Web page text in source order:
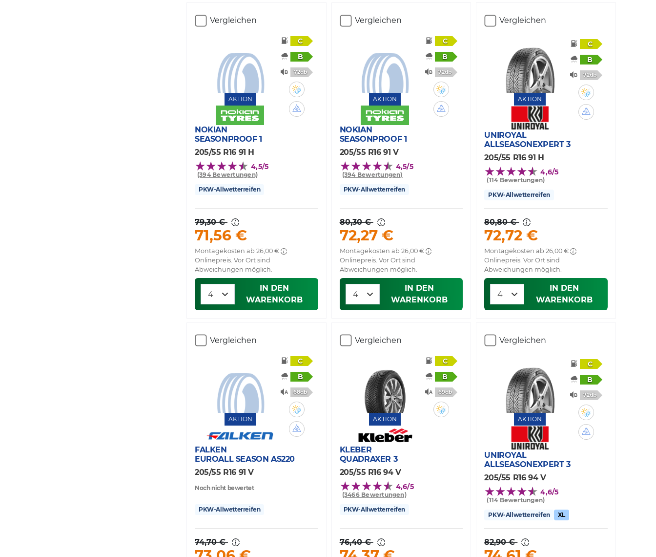
Vergleichen
AKTION
C
B
72db
NOKIAN
SEASONPROOF 1
205/55 R16 91 H
4,5/5
(394 Bewertungen)
PKW-Allwetterreifen
79,30 €
71,56 €
Montagekosten ab 26,00 €
Onlinepreis. Vor Ort sind
Abweichungen möglich.
IN DEN
WARENKORB
Vergleichen
AKTION
C
B
72db
NOKIAN
SEASONPROOF 1
205/55 R16 91 V
4,5/5
(394 Bewertungen)
PKW-Allwetterreifen
80,30 €
72,27 €
Montagekosten ab 26,00 €
Onlinepreis. Vor Ort sind
Abweichungen möglich.
IN DEN
WARENKORB
Vergleichen
AKTION
C
B
72db
UNIROYAL
ALLSEASONEXPERT 3
205/55 R16 91 H
4,6/5
(114 Bewertungen)
PKW-Allwetterreifen
80,80 €
72,72 €
Montagekosten ab 26,00 €
Onlinepreis. Vor Ort sind
Abweichungen möglich.
IN DEN
WARENKORB
Vergleichen
AKTION
C
B
68db
FALKEN
EUROALL SEASON AS220
205/55 R16 91 V
Noch nicht bewertet
PKW-Allwetterreifen
74,70 €
Vergleichen
AKTION
C
B
69db
KLEBER
QUADRAXER 3
205/55 R16 94 V
4,6/5
(3466 Bewertungen)
PKW-Allwetterreifen
76,40 €
Vergleichen
AKTION
C
B
72db
UNIROYAL
ALLSEASONEXPERT 3
205/55 R16 94 V
4,6/5
(114 Bewertungen)
PKW-Allwetterreifen
XL
82,90 €